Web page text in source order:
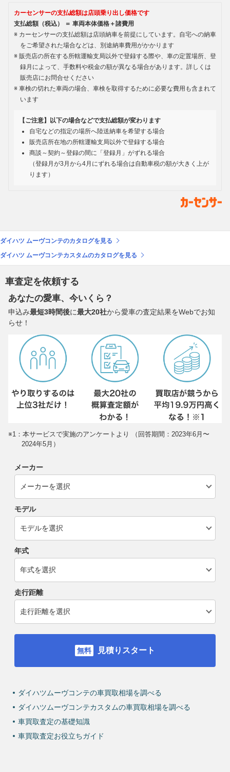
カーセンサーの支払総額は店頭乗り出し価格です
支払総額（税込） ＝ 車両本体価格＋諸費用
カーセンサーの支払総額は店頭納車を前提にしています。自宅への納車
をご希望された場合などは、別途納車費用がかかります
販売店の所在する所轄運輸支局以外で登録する際や、車の定置場所、登
録月によって、手数料や税金の額が異なる場合があります。詳しくは
販売店にお問合せください
車検の切れた車両の場合、車検を取得するために必要な費用も含まれて
います
【ご注意】以下の場合などで支払総額が変わります
自宅などの指定の場所へ陸送納車を希望する場合
販売店所在地の所轄運輸支局以外で登録する場合
商談～契約～登録の間に「登録月」がずれる場合
（登録月が3月から4月にずれる場合は自動車税の額が大きく上が
ります）
ダイハツ ムーヴコンテのカタログを見る
ダイハツ ムーヴコンテカスタムのカタログを見る
車査定を依頼する
あなたの愛車、今いくら？
申込み最短3時間後に最大20社から愛車の査定結果をWebでお知
らせ！
※1：本サービスで実施のアンケートより （回答期間：2023年6月〜
2024年5月）
メーカー
モデル
年式
走行距離
見積りスタート
ダイハツムーヴコンテの車買取相場を調べる
ダイハツムーヴコンテカスタムの車買取相場を調べる
車買取査定の基礎知識
車買取査定お役立ちガイド